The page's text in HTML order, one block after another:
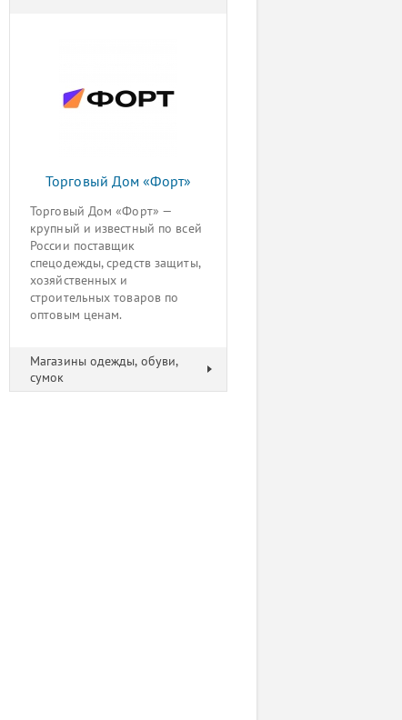
Торговый Дом «Форт»
Торговый Дом «Форт» —
крупный и известный по всей
России поставщик
спецодежды, средств защиты,
хозяйственных и
строительных товаров по
оптовым ценам.
Магазины одежды, обуви,
сумок